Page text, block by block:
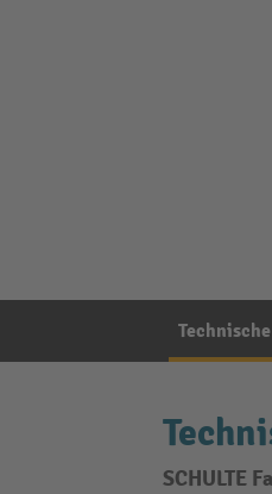
SCHULTE